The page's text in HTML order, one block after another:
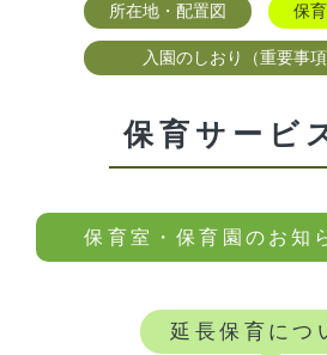
所在地・配置図 保
入園のしおり（重要事項
保育サービ
保育室・保育園のお知
延長保育につ